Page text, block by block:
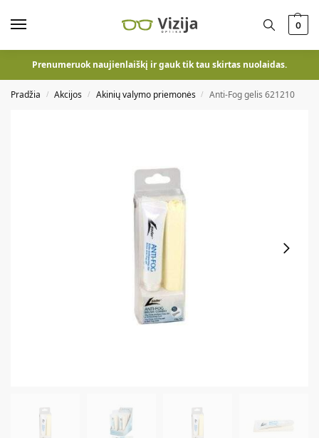
0
Prenumeruok naujienlaiškį ir gauk tik tau skirtas nuolaidas.
Pradžia / Akcijos / Akinių valymo priemonės / Anti-Fog gelis 621210